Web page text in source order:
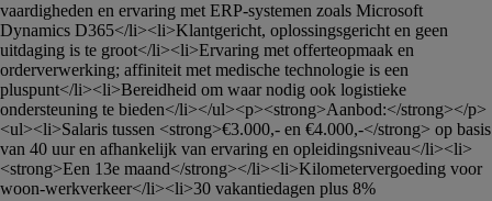
vaardigheden en ervaring met ERP-systemen zoals Microsoft
Dynamics D365</li><li>Klantgericht, oplossingsgericht en geen
uitdaging is te groot</li><li>Ervaring met offerteopmaak en
orderverwerking; affiniteit met medische technologie is een
pluspunt</li><li>Bereidheid om waar nodig ook logistieke
ondersteuning te bieden</li></ul><p><strong>Aanbod:</strong></p>
<ul><li>Salaris tussen <strong>€3.000,- en €4.000,-</strong> op basis
van 40 uur en afhankelijk van ervaring en opleidingsniveau</li><li>
<strong>Een 13e maand</strong></li><li>Kilometervergoeding voor
woon-werkverkeer</li><li>30 vakantiedagen plus 8%